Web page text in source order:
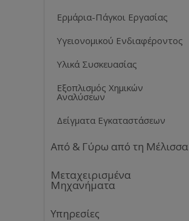
Ερμάρια-Πάγκοι Εργασίας
Υγειονομικού Ενδιαφέροντος
Υλικά Συσκευασίας
Εξοπλισμός Χημικών
Αναλύσεων
Δείγματα Εγκαταστάσεων
Από & Γύρω από τη Μέλισσα
Μεταχειρισμένα
Μηχανήματα
Υπηρεσίες